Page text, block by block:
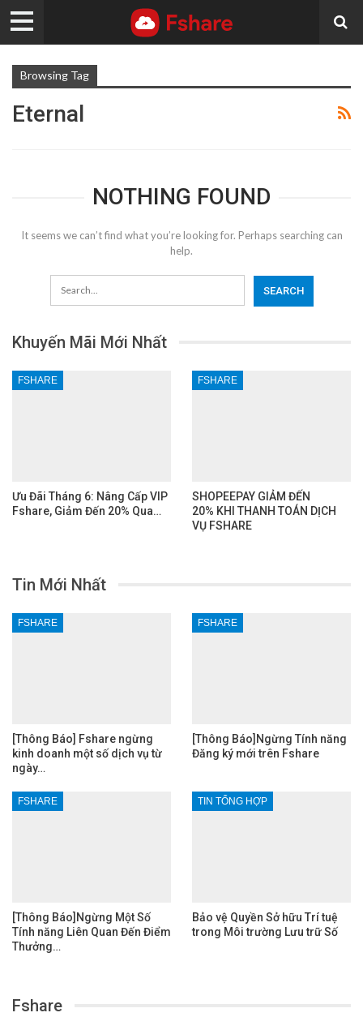
Browsing Tag
Eternal
NOTHING FOUND
It seems we can’t find what you’re looking for. Perhaps searching can
help.
Khuyến Mãi Mới Nhất
FSHARE
Ưu Đãi Tháng 6: Nâng Cấp VIP
Fshare, Giảm Đến 20% Qua…
FSHARE
SHOPEEPAY GIẢM ĐẾN
20% KHI THANH TOÁN DỊCH
VỤ FSHARE
Tin Mới Nhất
FSHARE
[Thông Báo] Fshare ngừng
kinh doanh một số dịch vụ từ
ngày…
FSHARE
[Thông Báo]Ngừng Tính năng
Đăng ký mới trên Fshare
FSHARE
[Thông Báo]Ngừng Một Số
Tính năng Liên Quan Đến Điểm
Thưởng…
TIN TỔNG HỢP
Bảo vệ Quyền Sở hữu Trí tuệ
trong Môi trường Lưu trữ Số
Fshare